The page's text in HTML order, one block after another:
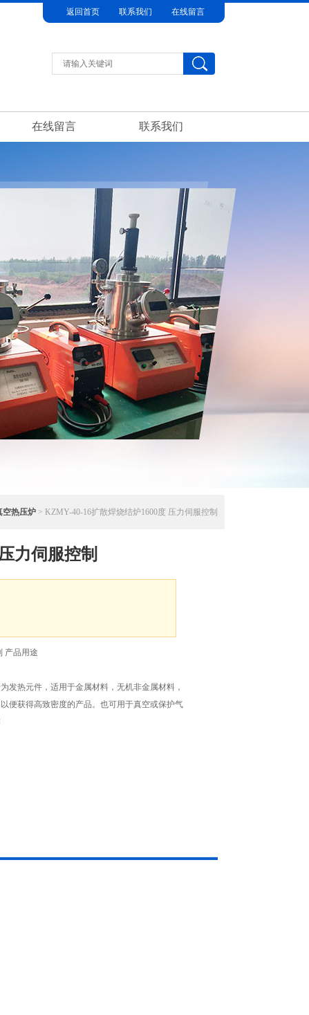
返回首页 联系我们 在线留言
在线留言 联系我们
空热压炉 > KZMY-40-16扩散焊烧结炉1600度 压力伺服控制
力伺服控制
产品用途
发热元件，适用于金属材料，无机非金属材料，
便获得高致密度的产品。也可用于真空或保护气